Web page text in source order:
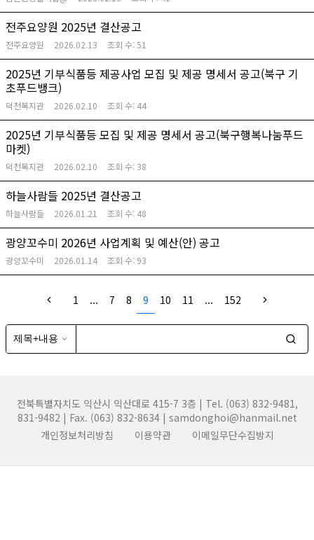
전주요양원 2025년 결산공고
전주요양원 2026.02.13 조회 수:51
2025년 기부식품등 제공사업 모집 및 제공 명세서 공고(북구 기
초푸드뱅크)
덕천복지관 2026.02.10 조회 수: 44
2025년 기부식품등 모집 및 제공 명세서 공고(북구행복나눔푸드
마켓)
덕천복지관 2026.02.10 조회 수: 38
하늘사람들 2025년 결산공고
하늘사람들 2026.01.21 조회 수: 48
광양꼬수미 2026년 사업계획 및 예산(안) 공고
광양꼬수미 2026.01.14 조회 수: 93
1 ... 7 8 9 10 11 ... 152
전북특별자치도 익산시 익산대로 415-7 3층 | Tel. (063) 832-9481,
831-9482 | Fax. (063) 832-8634 | samdonghoi@hanmail.net
개인정보처리방침
이용약관 이메일무단수집방지